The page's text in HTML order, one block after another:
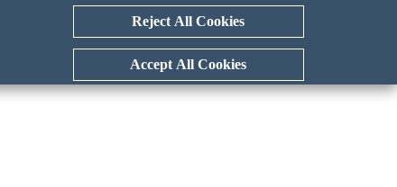
Reject All Cookies
Accept All Cookies